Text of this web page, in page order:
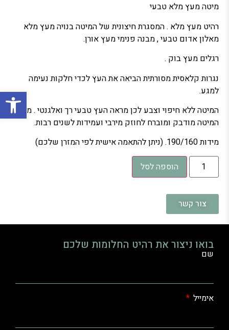
פתח
מיטה מעץ מלא טבעי
רהיט מעץ מלא . המסגרת חיצונית של המיטה בנויה מעץ מלא
מאלון אדום טבעי , מבנה פנימי מעץ אורן.
רגלים מעץ בוק .
נגרות קלאסית מסורתית הביאה את העץ לכדי חלקות נעימה
למגע.
המיטה ללא חיפוי וצבע לכן מראה העץ טבעי רך ואלגנטי . מבנה
המיטה מודבק ומוברח לחוזק מירבי ועמידות לשנים רבות.
מידות 190/160. (ניתן להתאמה אישית לפי המזרן שלכם)
הוספה לסל
צור קשר
בואו ניצור את רהיט החלומות שלכם
שם
אימייל